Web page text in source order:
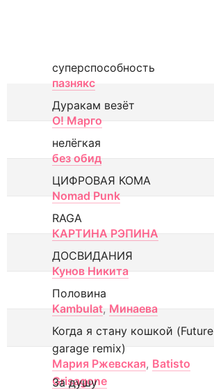
суперспособность
пазнякс
Дуракам везёт
О! Марго
нелёгкая
без обид
ЦИФРОВАЯ КОМА
Nomad Punk
RAGA
КАРТИНА РЭПИНА
ДОСВИДАНИЯ
Кунов Никита
Половина
Kambulat, Минаева
Когда я стану кошкой (Future
garage remix)
Мария Ржевская, Batisto
Grisagone
За душу